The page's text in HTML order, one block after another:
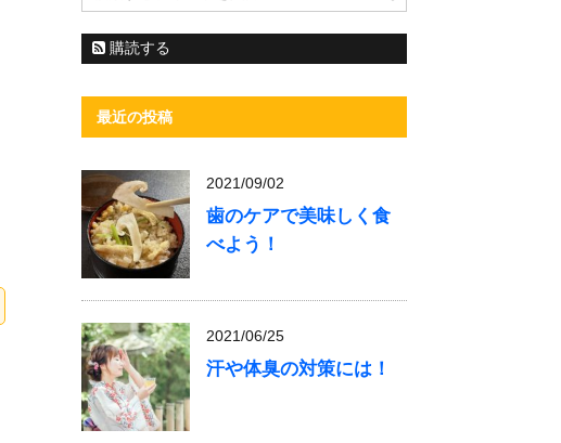
購読する
最近の投稿
2021/09/02
歯のケアで美味しく食
べよう！
2021/06/25
汗や体臭の対策には！